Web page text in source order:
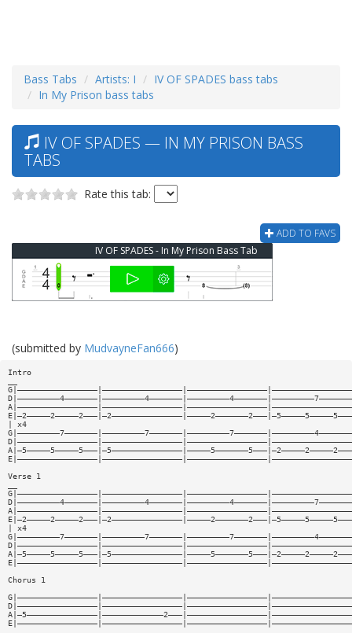
Bass Tabs Artists: I
IV OF SPADES bass tabs
In My Prison bass tabs
IV OF SPADES — IN MY PRISON BASS
TABS
Rate this tab:
ADD TO FAVS
IV OF SPADES - In My Prison Bass Tab
(submitted by MudvayneFan666)
Intro
| x4
Verse 1
| x4
Chorus 1